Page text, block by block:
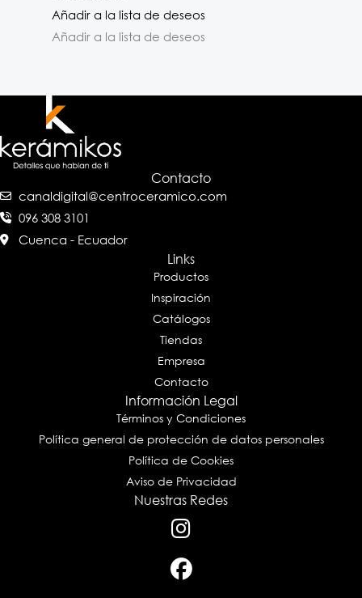
Añadir a la lista de deseos
Añadir a la lista de deseos
Contacto
canaldigital@centroceramico.com
096 308 3101
Cuenca - Ecuador
Links
Productos
Inspiración
Catálogos
Tiendas
Empresa
Contacto
Información Legal
Términos y Condiciones
Política general de protección de datos personales
Política de Cookies
Aviso de Privacidad
Nuestras Redes